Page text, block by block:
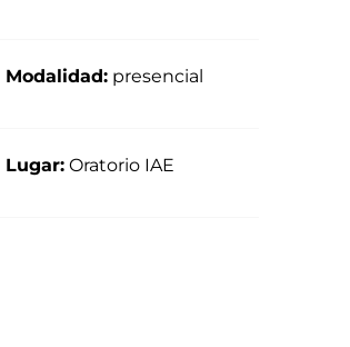
Modalidad: presencial
Lugar: Oratorio IAE